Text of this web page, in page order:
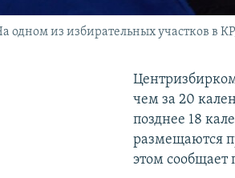
одном из избирательных участков в
чем за 20
позднее 18
размещаются
этом сообщает